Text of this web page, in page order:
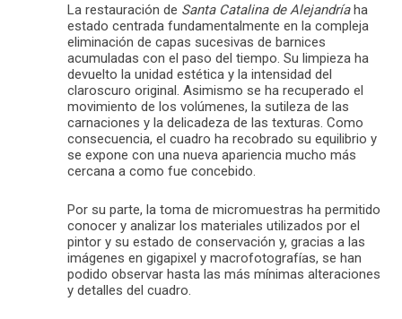
La restauración de Santa Catalina de Alejandríaha
estado centrada fundamentalmente en la compleja
eliminación de capas sucesivas de barnices
acumuladas con el paso del tiempo. Su limpieza ha
devuelto la unidad estética y la intensidad del
claroscuro original. Asimismo se ha recuperado el
movimiento de los volúmenes, la sutileza de las
carnaciones y la delicadeza de las texturas. Como
consecuencia, el cuadro ha recobrado su equilibrio y
se expone con una nueva apariencia mucho más
cercana a como fue concebido.
Por su parte, la toma de micromuestras ha permitido
conocer y analizar los materiales utilizados por el
pintor y su estado de conservación y, gracias a las
imágenes en gigapixel y macrofotografías, se han
podido observar hasta las más mínimas alteraciones
y detalles del cuadro.